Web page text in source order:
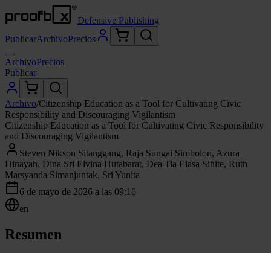
Defensive Publishing
PublicarArchivoPrecios
ArchivoPrecios
Publicar
Archivo/Citizenship Education as a Tool for Cultivating Civic
Responsibility and Discouraging Vigilantism
Citizenship Education as a Tool for Cultivating Civic Responsibility
and Discouraging Vigilantism
Steven Nikson Sitanggang, Raja Sungai Simbolon, Azura
Hinayah, Dina Sri Elvina Hutabarat, Dea Tia Elasa Sihite, Ruth
Marsyanda Simanjuntak, Sri Yunita
6 de mayo de 2026 a las 09:16
en
Resumen